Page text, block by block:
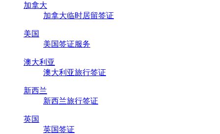
加拿大
加拿大临时居留签证
美国
美国签证服务
澳大利亚
澳大利亚旅行签证
新西兰
新西兰旅行签证
英国
英国签证